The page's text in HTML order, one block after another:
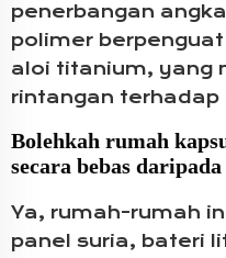
penerbangan
polimer
aloi titanium, yang
rintangan terhadap
Bolehkah rumah
secara bebas
Ya, rumah-rumah
panel suria, bateri